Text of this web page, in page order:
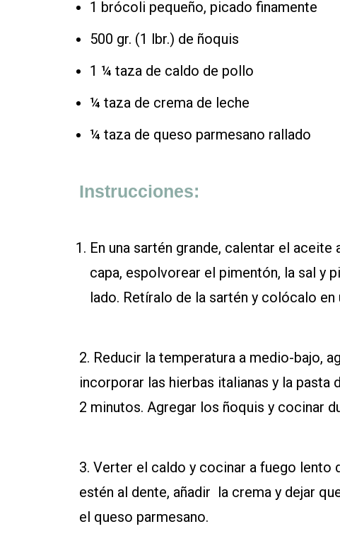
1 brócoli pequeño, picado finamente
500 gr. (1 lbr.) de ñoquis
1 ¼ taza de caldo de pollo
¼ taza de crema de leche
¼ taza de queso parmesano rallado
Instrucciones:
En una sartén grande, calentar el
capa, espolvorear el pimentón, la sal y
lado. Retíralo de la sartén y colócalo en
2. Reducir la temperatura a medio-bajo,
incorporar las hierbas italianas y la
2 minutos. Agregar los ñoquis y cocinar
3. Verter el caldo y cocinar a fuego lento
estén al dente, añadir la crema y dejar
el queso parmesano.